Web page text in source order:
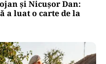
și Nicușor Dan:
a luat o carte de la